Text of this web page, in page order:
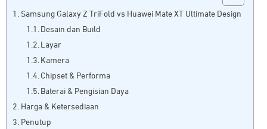
Samsung Galaxy Z TriFold vs Huawei Mate XT Ultimate Design
Desain dan Build
Layar
Kamera
Chipset & Performa
Baterai & Pengisian Daya
Harga & Ketersediaan
Penutup